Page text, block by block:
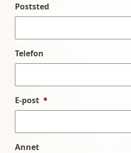
Poststed
Telefon
E-post *
Annet